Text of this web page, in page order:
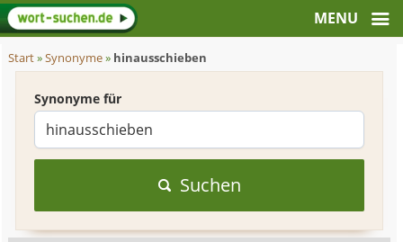
Start»Synonyme» hinausschieben
Synonyme für
Suchen